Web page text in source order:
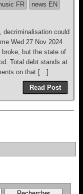
FR
news EN
decriminalisation could
Wed 27 Nov 2024
broke, but the state of
Total debt stands at
on that […]
Read Post